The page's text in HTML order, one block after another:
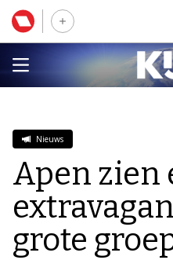
Nieuws
Apen zien
grote